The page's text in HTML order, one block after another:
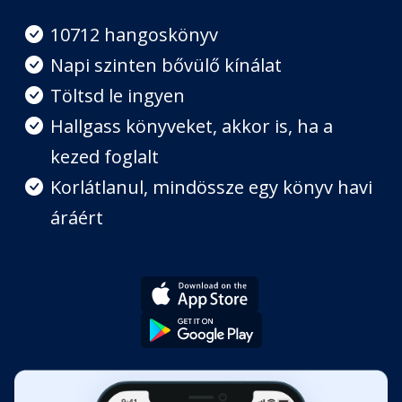
8. rész
Fejezet hossza: 00:08:57
9. rész
Fejezet hossza: 00:15:17
Fejezet hossza: 00:25:35
10712 hangoskönyv
Napi szinten bővülő kínálat
Töltsd le ingyen
Hallgass könyveket, akkor is, ha a
kezed foglalt
Korlátlanul, mindössze egy könyv havi
áráért